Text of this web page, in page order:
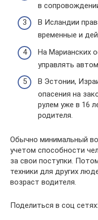
в
В Исландии
временные и
На Марианских
управлять
В Эстонии,
опасения на
рулем уже в 16
родителя.
Обычно минимальный
учетом способности
за свои поступки.
техники для других
возраст водителя.
Поделиться в соц сетях: